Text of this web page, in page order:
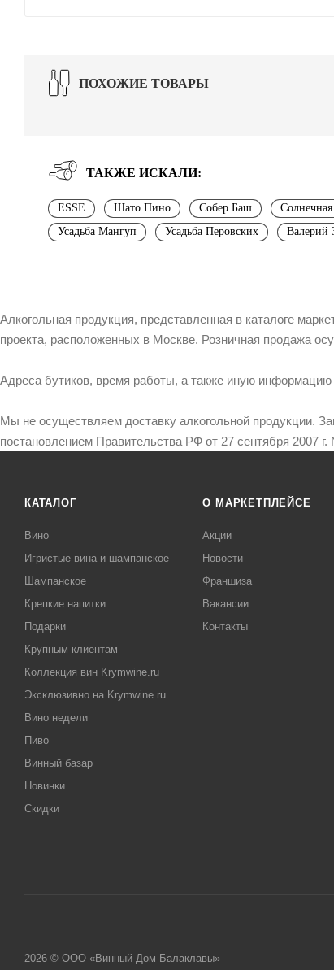
ПОХОЖИЕ ТОВАРЫ
ТАКЖЕ ИСКАЛИ:
ESSE Шато Пино Собер Баш
Усадьба Мангуп
Усадьба Перовских Валерий
Алкогольная продукция, представленная в каталоге
проекта, расположенных в Москве. Розничная продажа
Адреса бутиков, время работы, а также иную
Мы не осуществляем доставку алкогольной продукции.
постановлением Правительства РФ от 27 сентября 2007
КАТАЛОГ
Вино
Игристые вина и шампанское
Шампанское
Крепкие напитки
Подарки
Крупным клиентам
Коллекция вин Krymwine.ru
Эксклюзивно на Krymwine.ru
Вино недели
Пиво
Винный базар
Новинки
Скидки
О МАРКЕТПЛЕЙСЕ
Акции
Новости
Франшиза
Вакансии
Контакты
2026 © ООО «Винный Дом Балаклавы»